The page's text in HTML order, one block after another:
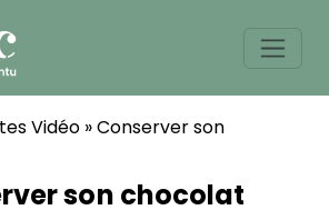
Vidéo »Conserver son
son chocolat